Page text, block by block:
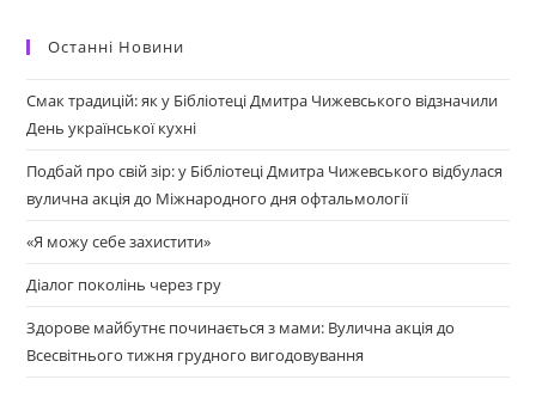
Останні Новини
Смак традицій: як у Бібліотеці Дмитра Чижевського відзначили
День української кухні
Подбай про свій зір: у Бібліотеці Дмитра Чижевського відбулася
вулична акція до Міжнародного дня офтальмології
«Я можу себе захистити»
Діалог поколінь через гру
Здорове майбутнє починається з мами: Вулична акція до
Всесвітнього тижня грудного вигодовування